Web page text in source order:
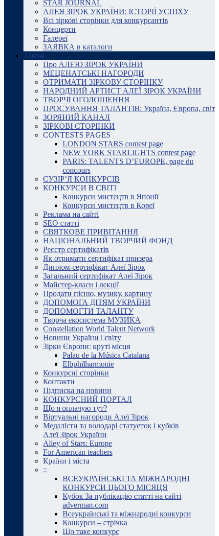
STAR JOURNAL
АЛЕЯ ЗІРОК УКРАЇНИ: ІСТОРІЇ УСПІХУ
Всі зіркові сторінки для конкурсантів
Концерти
Галереї
ЗАЯВКА в каталоги
Також
Про АЛЕЮ ЗІРОК УКРАЇНИ
МЕЦЕНАТСЬКІ НАГОРОДИ
ОТРИМАТИ ЗІРКОВУ СТОРІНКУ
НАРОДНИЙ АРТИСТ АЛЕЇ ЗІРОК УКРАЇНИ
ТВОРЧІ ОГОЛОШЕННЯ
ПРОСУВАННЯ ТАЛАНТІВ: Україна, Європа, світ
ЗОРЯНИЙ КАНАЛ
ЗІРКОВІ СТОРІНКИ
CONTESTS PAGES
LONDON STARS contest page
NEW YORK STARLIGHTS contest page
PARIS: TALENTS D’EUROPE, page du
concours
СУЗІР’Я КОНКУРСІВ
КОНКУРСИ В СВІТІ
Конкурси мистецтв в Японії
Конкурси мистецтв в Кореї
Реклама на сайті
SEO статті
СВЯТКОВЕ ПРИВІТАННЯ
НАЦІОНАЛЬНИЙ ТВОРЧИЙ ФОНД
Реєстр сертифікатів
Як отримати сертифікат призера
Диплом-сертифікат Алеї Зірок
Загальний сертифікат Алеї Зірок
Майстер-класи і лекції
Продати пісню, музику, картину
ДОПОМОГА ДІТЯМ УКРАЇНИ
ДОПОМОГТИ ТАЛАНТУ
Творча екосистема МУЗИКА
Constellation World Talent Network
Новини України і світу
Зірки Європи: круті місця
Palau de la Música Catalana
Elbphilharmonie
Конкурсні сторінки
Контакти
Підписка на новини
КОНКУРСНИЙ ПОРТАЛ
Що я оплачую тут?
Віртуальні нагороди Алеї Зірок
Медалісти та володарі статуеток і кубків
Алеї Зірок України
Alley of Stars: Europe
For American teachers
Країни і міста
::
ВСЕУКРАЇНСЬКІ ТА МІЖНАРОДНІ
КОНКУРСИ ЦЬОГО МІСЯЦЯ
Кубок За публікацію статті на сайті
adverman.com
Всеукраїнські та міжнародні конкурси
Конкурси – стрічка
Що таке конкурс